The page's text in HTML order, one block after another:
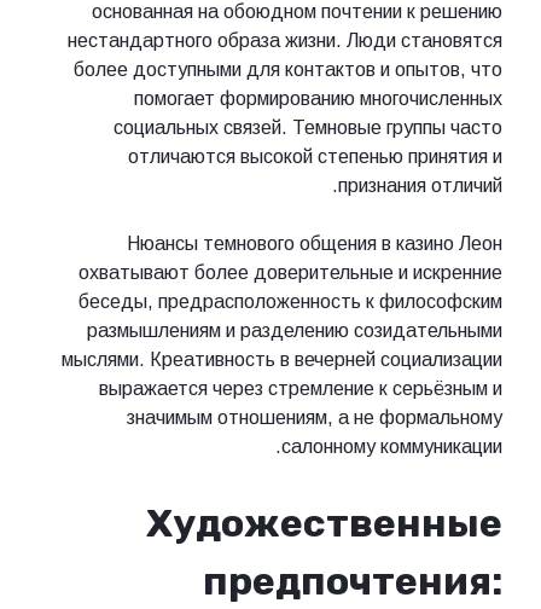
основанная на обоюдном почтении к решению
нестандартного образа жизни. Люди становятся
более доступными для контактов и опытов, что
помогает формированию многочисленных
социальных связей. Темновые группы часто
отличаются высокой степенью принятия и
признания отличий.
Нюансы темнового общения в казино Леон
охватывают более доверительные и искренние
беседы, предрасположенность к философским
размышлениям и разделению созидательными
мыслями. Креативность в вечерней социализации
выражается через стремление к серьёзным и
значимым отношениям, а не формальному
салонному коммуникации.
Художественные
предпочтения: